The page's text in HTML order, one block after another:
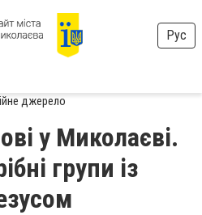
Рус
джерело
у Миколаєві.
групи із